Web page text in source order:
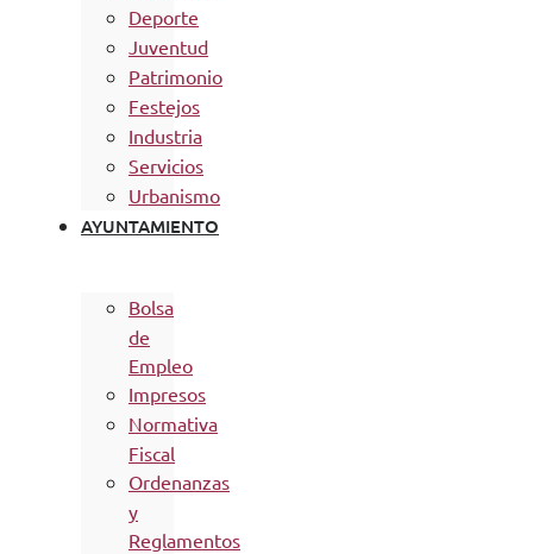
Deporte
Juventud
Patrimonio
Festejos
Industria
Servicios
Urbanismo
AYUNTAMIENTO
Bolsa
de
Empleo
Impresos
Normativa
Fiscal
Ordenanzas
y
Reglamentos